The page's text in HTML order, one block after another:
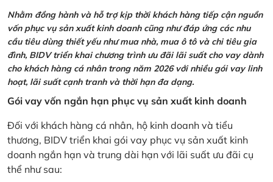
Nhằm đồng hành và hỗ trợ kịp thời khách hàng tiếp cận nguồn
vốn phục vụ sản xuất kinh doanh cũng như đáp ứng các nhu
cầu tiêu dùng thiết yếu như mua nhà, mua ô tô và chi tiêu gia
đình, BIDV triển khai chương trình ưu đãi lãi suất cho vay dành
cho khách hàng cá nhân trong năm 2026 với nhiều gói vay linh
hoạt, lãi suất cạnh tranh và thời hạn đa dạng.
Gói vay vốn ngắn hạn phục vụ sản xuất kinh doanh
Đối với khách hàng cá nhân, hộ kinh doanh và tiểu
thương, BIDV triển khai gói vay phục vụ sản xuất kinh
doanh ngắn hạn và trung dài hạn với lãi suất ưu đãi cụ
thể như sau: